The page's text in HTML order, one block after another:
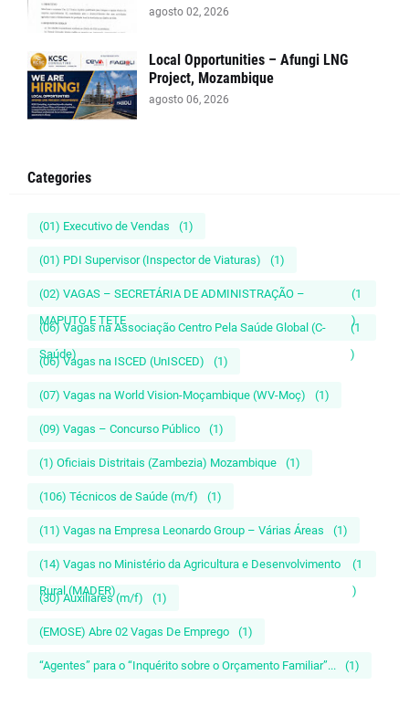
agosto 02, 2026
Local Opportunities – Afungi LNG
Project, Mozambique
agosto 06, 2026
Categories
(01) Executivo de Vendas (1)
(01) PDI Supervisor (Inspector de Viaturas) (1)
(02) VAGAS – SECRETÁRIA DE ADMINISTRAÇÃO –
MAPUTO E TETE
(1
)
(06) Vagas na Associação Centro Pela Saúde Global (C-
Saúde)
(1
)
(06) Vagas na ISCED (UnISCED) (1)
(07) Vagas na World Vision-Moçambique (WV-Moç) (1)
(09) Vagas – Concurso Público (1)
(1) Oficiais Distritais (Zambezia) Mozambique (1)
(106) Técnicos de Saúde (m/f) (1)
(11) Vagas na Empresa Leonardo Group – Várias Áreas (1)
(14) Vagas no Ministério da Agricultura e Desenvolvimento
Rural (MADER)
(1
)
(30) Auxiliares (m/f) (1)
(EMOSE) Abre 02 Vagas De Emprego (1)
“Agentes” para o “Inquérito sobre o Orçamento Familiar”... (1)